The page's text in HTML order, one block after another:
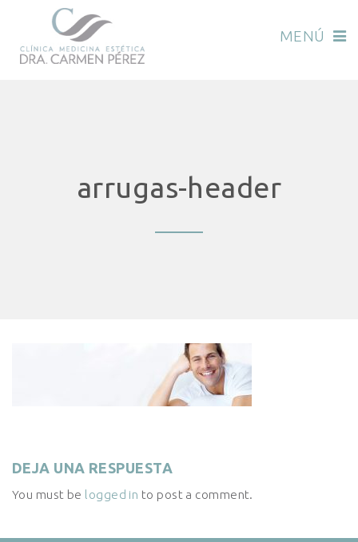
MENÚ
arrugas-header
DEJA UNA RESPUESTA
You must be logged in to post a comment.